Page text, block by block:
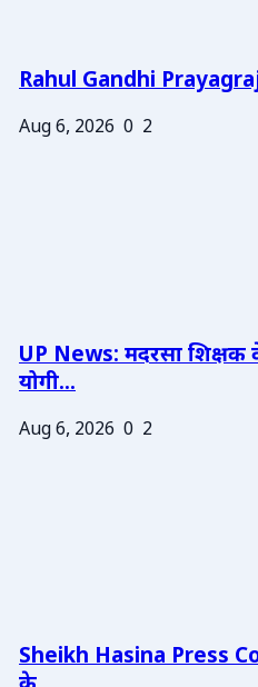
Rahul Gandhi
Aug 6, 2026 0 2
UP News: मदरसा
योगी...
Aug 6, 2026 0 2
Sheikh Hasina Press